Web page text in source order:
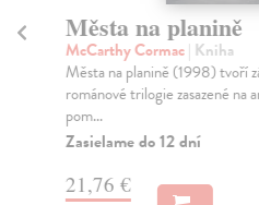
Města na planině
McCarthy Cormac| Kniha
Města na planině (1998) tvoří
románové trilogie zasazené na
pom...
Zasielame do 12 dní
21,76 €